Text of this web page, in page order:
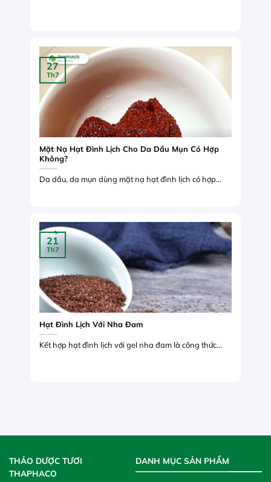
Mặt Nạ Hạt Đình Lịch Cho Da Dầu Mụn Có Hợp
Không?
Da dầu, da mụn dùng mặt nạ hạt đình lịch có hợp...
27
Th7
Hạt Đình Lịch Với Nha Đam
Kết hợp hạt đình lịch với gel nha đam là công thức...
21
Th7
THẢO DƯỢC TƯƠI
THAPHACO
DANH MỤC SẢN PHẨM